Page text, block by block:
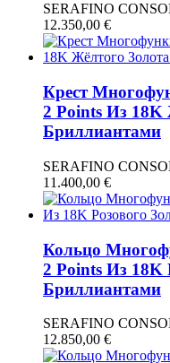
SERAFINO
12.350,00 €
Крест
2 Points Из 18K
Бриллиантами
SERAFINO
11.400,00 €
Кольцо
2 Points Из 18K
Бриллиантами
SERAFINO
12.850,00 €